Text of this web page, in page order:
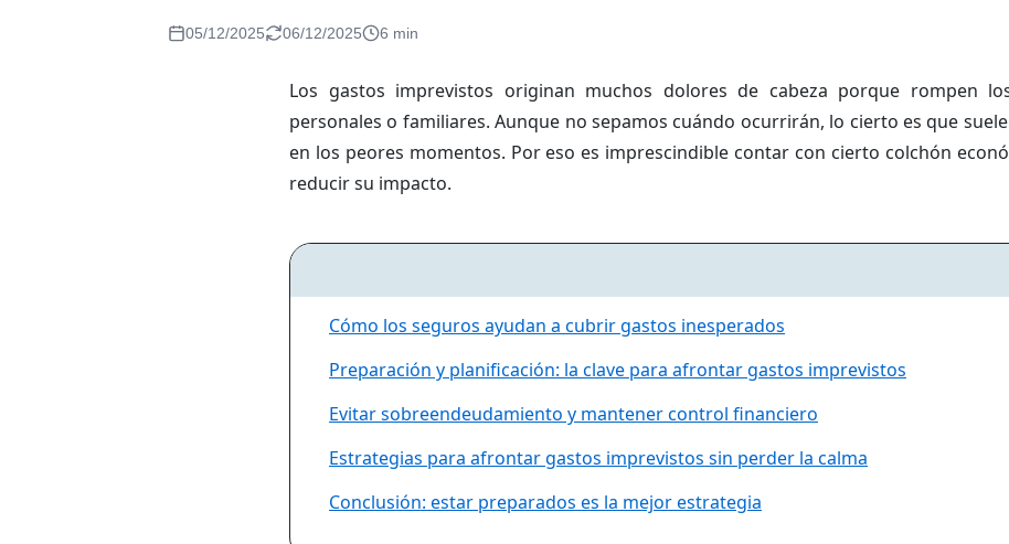
05/12/2025 06/12/2025 6 min
Los gastos imprevistos originan muchos dolores de cabeza porque rompen
personales o familiares. Aunque no sepamos cuándo ocurrirán, lo cierto es que
en los peores momentos. Por eso es imprescindible contar con cierto colchón
reducir su impacto.
Cómo los seguros ayudan a cubrir gastos inesperados
Preparación y planificación: la clave para afrontar gastos imprevistos
Evitar sobreendeudamiento y mantener control financiero
Estrategias para afrontar gastos imprevistos sin perder la calma
Conclusión: estar preparados es la mejor estrategia